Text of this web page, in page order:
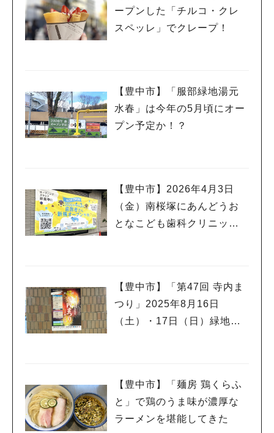
ープンした「チルコ・クレ
スペッレ」でクレープ！
【豊中市】「服部緑地湯元
水春」は今年の5月頃にオー
プン予定か！？
【豊中市】2026年4月3日
（金）南桜塚にあんどうお
となこども歯科クリニック
【豊中市】「第47回 寺内ま
つり」2025年8月16日
（土）・17日（日）緑地公
【豊中市】「麺房 鶏くらふ
と」で鶏のうま味が濃厚な
ラーメンを堪能してきた